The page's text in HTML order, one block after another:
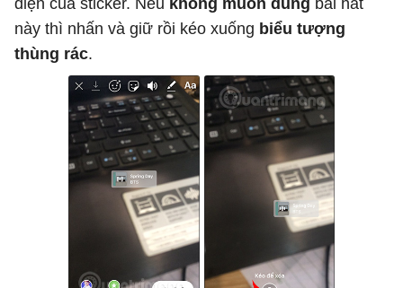
diện của sticker. Nếu không muốn dùng bài hát
này thì nhấn và giữ rồi kéo xuống biểu tượng
thùng rác.